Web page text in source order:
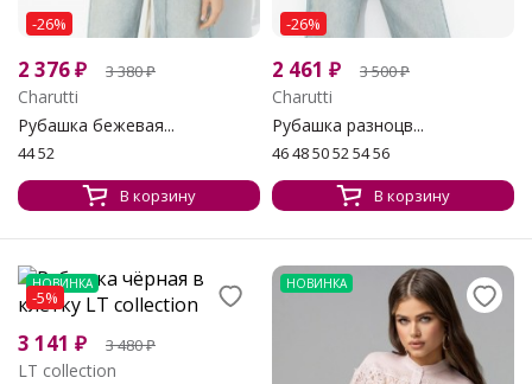
-26%
2 376₽ 3 380₽
Charutti
Рубашка бежевая...
44 52
В корзину
-26%
2 461 ₽ 3 500₽
Charutti
Рубашка разноцв...
46 48 50 52 54 56
В корзину
НОВИНКА
-5%
3 141 ₽ 3 480₽
LT collection
НОВИНКА